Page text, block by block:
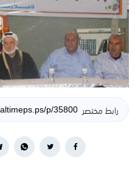
رابط مختصر